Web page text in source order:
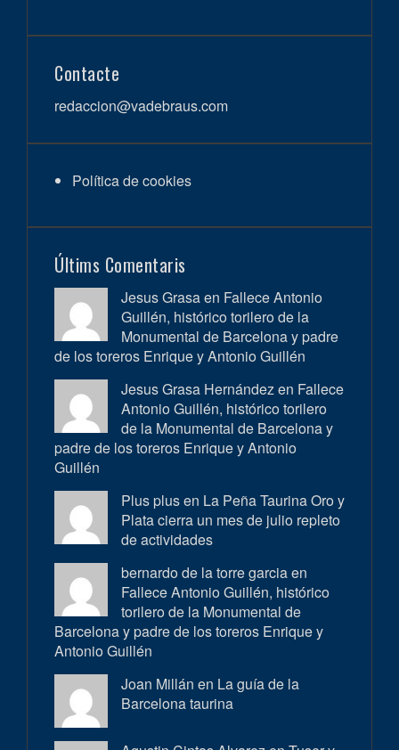
Contacte
redaccion@vadebraus.com
Política de cookies
Últims Comentaris
Jesus Grasa en Fallece Antonio
Guillén, histórico torilero de la
Monumental de Barcelona y padre
de los toreros Enrique y Antonio Guillén
Jesus Grasa Hernández en Fallece
Antonio Guillén, histórico torilero
de la Monumental de Barcelona y
padre de los toreros Enrique y Antonio
Guillén
Plus plus en La Peña Taurina Oro y
Plata cierra un mes de julio repleto
de actividades
bernardo de la torre garcia en
Fallece Antonio Guillén, histórico
torilero de la Monumental de
Barcelona y padre de los toreros Enrique y
Antonio Guillén
Joan Millán en La guía de la
Barcelona taurina